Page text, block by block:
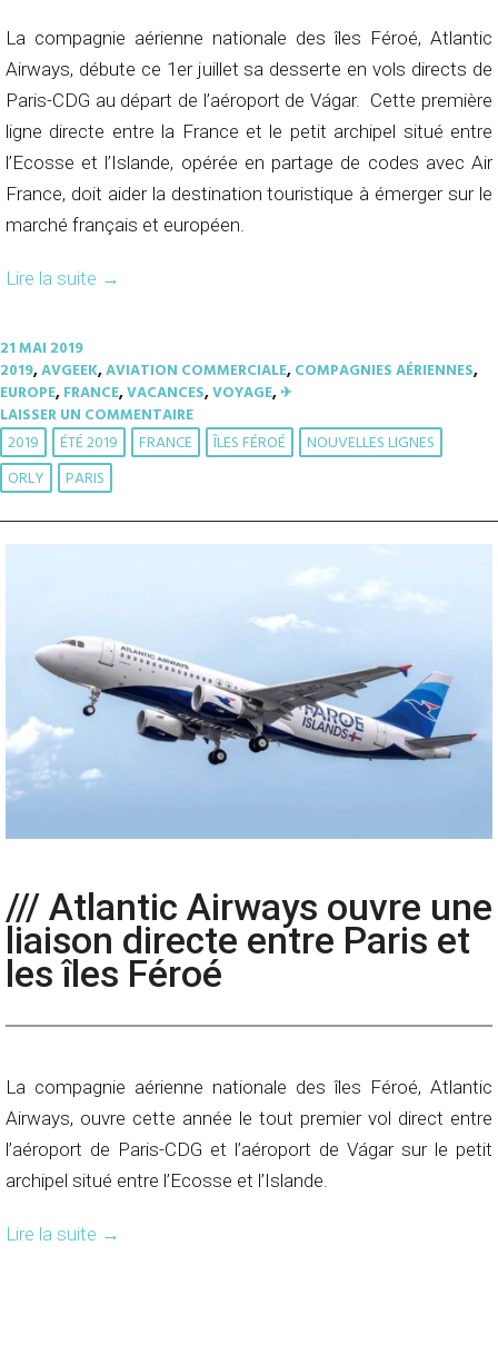
La compagnie aérienne nationale des îles Féroé, Atlantic
Airways, débute ce 1er juillet sa desserte en vols directs de
Paris-CDG au départ de l’aéroport de Vágar. Cette première
ligne directe entre la France et le petit archipel situé entre
l’Ecosse et l’Islande, opérée en partage de codes avec Air
France, doit aider la destination touristique à émerger sur le
marché français et européen.
Lire la suite →
21 MAI 2019
2019,AVGEEK,AVIATION COMMERCIALE,COMPAGNIES AÉRIENNES,
EUROPE,FRANCE,VACANCES,VOYAGE,✈︎
LAISSER UN COMMENTAIRE
2019 ÉTÉ 2019 FRANCE ÎLES FÉROÉ
NOUVELLES LIGNES
ORLY
PARIS
/// Atlantic Airways ouvre une
liaison directe entre Paris et
les îles Féroé
La compagnie aérienne nationale des îles Féroé, Atlantic
Airways, ouvre cette année le tout premier vol direct entre
l’aéroport de Paris-CDG et l’aéroport de Vágar sur le petit
archipel situé entre l’Ecosse et l’Islande.
Lire la suite →